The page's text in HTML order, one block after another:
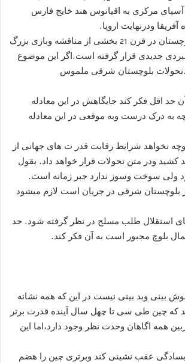
مرکزی به اقیانوس هند خایج فارس
ودرنهایت اروپا.
از مناقشه وبازی بزرگ
جدیدی قرار گرفته است.اگر این موضوع
بلوچستان شرقی ملموس
آن حد اقل فکر کند جایگاهش در این معادله
به درک درست وبه موقعی در این معادله
نخواهد شرایط رقابت قدر ت های جهانی از
کشید ودر متن تحولات قرار خواهد داد. بقول
ولی سوخت وسوز ندارد جبر زمانه است.
بلوچستان شرقی در جریان است لازم میشود
استقلال طلب مسلح در نظر گرفته شود. حد
بلوچ مجبور است به آن فکر کند.
بینی وبد بینی نیست در این که همه نشانه
که چین طی سی تا چهل سال آینده قدرت برتر
همه اگاهان وحدت نظر وجود دارد،اما این
عقب نشینی کند وبرتری چین را هضم